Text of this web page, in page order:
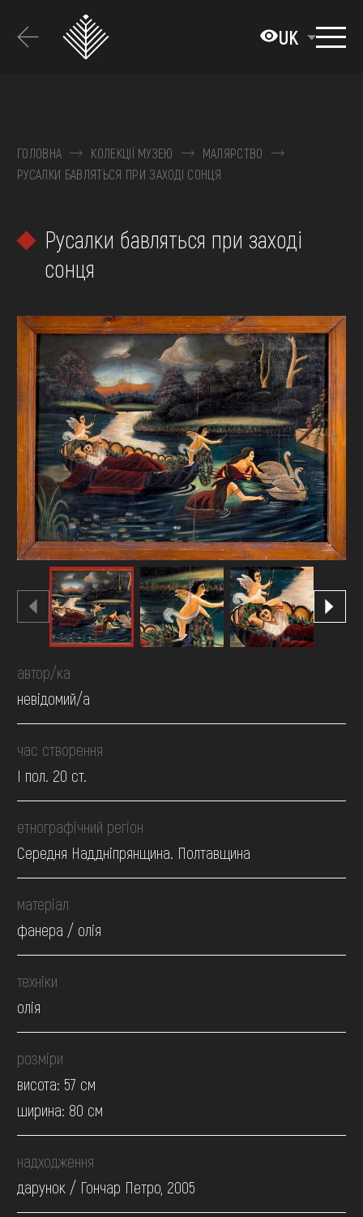
основного
UK
КОЛЕКЦІЇ
ВИСТАВКИ ТА ПОДІЇ
ВІДВІДАТИ
НАВЧИТИСЯ
ПОСЛУГИ
FAQ
ОНЛАЙН-КРАМНИЦЯ
ПІДТРИМАТИ
ГОЛОВНА КОЛЕКЦІЇ МУЗЕЮ
МАЛЯРСТВО
РУСАЛКИ БАВЛЯТЬСЯ ПРИ ЗАХОДІ СОНЦЯ
Русалки бавляться при заході
сонця
автор/ка
невідомий/а
час створення
І пол. 20 ст.
етнографічний регіон
Середня Наддніпрянщина. Полтавщина
матеріал
фанера / олія
техніки
олія
розміри
висота: 57 см
ширина: 80 см
надходження
дарунок / Гончар Петро, 2005